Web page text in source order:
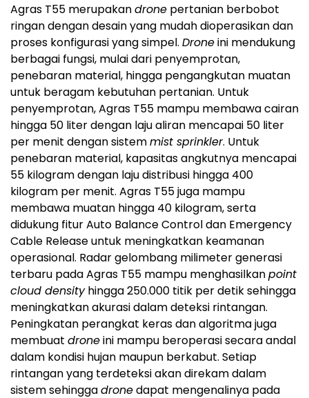
Agras T55 merupakandrone pertanian berbobot
ringan dengan desain yang mudah dioperasikan dan
proses konfigurasi yang simpel. Droneini mendukung
berbagai fungsi, mulai dari penyemprotan,
penebaran material, hingga pengangkutan muatan
untuk beragam kebutuhan pertanian. Untuk
penyemprotan, Agras T55 mampu membawa cairan
hingga 50 liter dengan laju aliran mencapai 50 liter
per menit dengan sistemmist sprinkler. Untuk
penebaran material, kapasitas angkutnya mencapai
55 kilogram dengan laju distribusi hingga 400
kilogram per menit. Agras T55 juga mampu
membawa muatan hingga 40 kilogram, serta
didukung fitur Auto Balance Control dan Emergency
Cable Release untuk meningkatkan keamanan
operasional. Radar gelombang milimeter generasi
terbaru pada Agras T55 mampu menghasilkanpoint
cloud densityhingga 250.000 titik per detik sehingga
meningkatkan akurasi dalam deteksi rintangan.
Peningkatan perangkat keras dan algoritma juga
membuat droneini mampu beroperasi secara andal
dalam kondisi hujan maupun berkabut. Setiap
rintangan yang terdeteksi akan direkam dalam
sistem sehinggadronedapat mengenalinya pada